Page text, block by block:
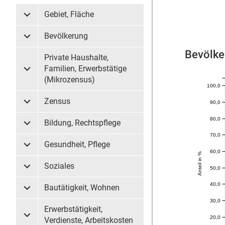
Untermenü Gebiet, Fläche
Gebiet, Fläche
Untermenü Bevölkerung
Bevölkerung
Untermenü Private Haushalte, Familien, Erwerbstätige
Private Haushalte,
Familien, Erwerbstätige
(Mikrozensus)
Untermenü Zensus
Zensus
Untermenü Bildung, Rechtspflege
Bildung, Rechtspflege
Untermenü Gesundheit, Pflege
Gesundheit, Pflege
Untermenü Soziales
Soziales
Untermenü Bautätigkeit, Wohnen
Bautätigkeit, Wohnen
Untermenü Erwerbstätigkeit, Verdienste, Arbeitskosten
Erwerbstätigkeit,
Verdienste, Arbeitskosten
Anteil in %
20,0
30,0
40,0
50,0
60,0
70,0
80,0
90,0
100,0